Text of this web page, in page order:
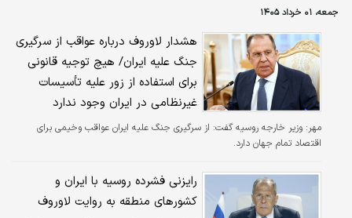
جمعه، ۰۱ خرداد ۱۴۰۵
هشدار لاوروف درباره عواقب از سرگیری
جنگ علیه ایران/ هیچ توجیه قانونی
برای استفاده از زور علیه تأسیسات
غیرنظامی در ایران وجود ندارد
مهر: وزیر خارجه روسیه گفت: از سرگیری جنگ علیه ایران عواقب وخیمی برای
اقتصاد تمام جهان دارد.
رایزنی فشرده روسیه با ایران و
کشور‌های منطقه به روایت لاوروف